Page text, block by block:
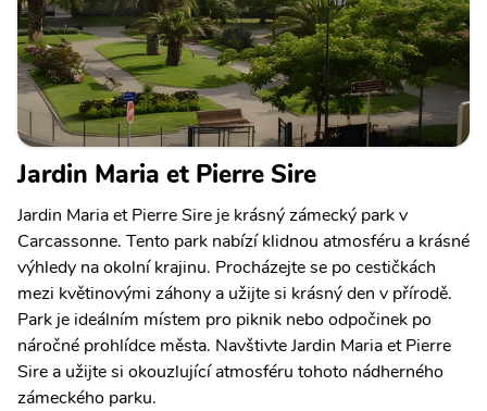
Jardin Maria et Pierre Sire
Jardin Maria et Pierre Sire je krásný zámecký park v
Carcassonne. Tento park nabízí klidnou atmosféru a krásné
výhledy na okolní krajinu. Procházejte se po cestičkách
mezi květinovými záhony a užijte si krásný den v přírodě.
Park je ideálním místem pro piknik nebo odpočinek po
náročné prohlídce města. Navštivte Jardin Maria et Pierre
Sire a užijte si okouzlující atmosféru tohoto nádherného
zámeckého parku.